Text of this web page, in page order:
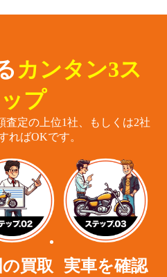
カンタン3ス
プ
査定の上位1社、もしくは2社
ればOKです。
買取 実車を確認